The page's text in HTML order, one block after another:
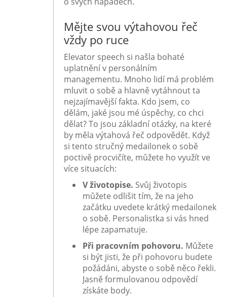
Mějte svou výtahovou řeč
vždy po ruce
Elevator speech si našla bohaté
uplatnění v personálním
managementu. Mnoho lidí má problém
mluvit o sobě a hlavně vytáhnout ta
nejzajímavější fakta. Kdo jsem, co
dělám, jaké jsou mé úspěchy, co chci
dělat? To jsou základní otázky, na které
by měla výtahová řeč odpovědět. Když
si tento stručný medailonek o sobě
poctivě procvičíte, můžete ho využít ve
více situacích:
V životopise. Svůj životopis
můžete odlišit tím, že na jeho
začátku uvedete krátký medailonek
o sobě. Personalistka si vás hned
lépe zapamatuje.
Při pracovním pohovoru. Můžete
si být jisti, že při pohovoru budete
požádáni, abyste o sobě něco řekli.
Jasně formulovanou odpovědí
získáte body.